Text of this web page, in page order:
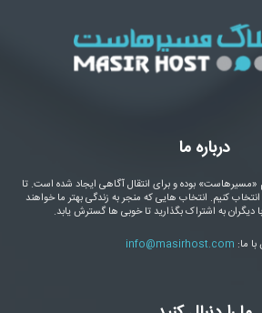
درباره ما
بوده و برای انتقال آگاهی ایجاد شده است. تا
انتخاب کنیم. انتخاب هایی که منجر به زندگی بهتر ما خواهند
به اشتراک بگذارید تا خوبی ها گسترش یابد.
ما: info@masirhost.com